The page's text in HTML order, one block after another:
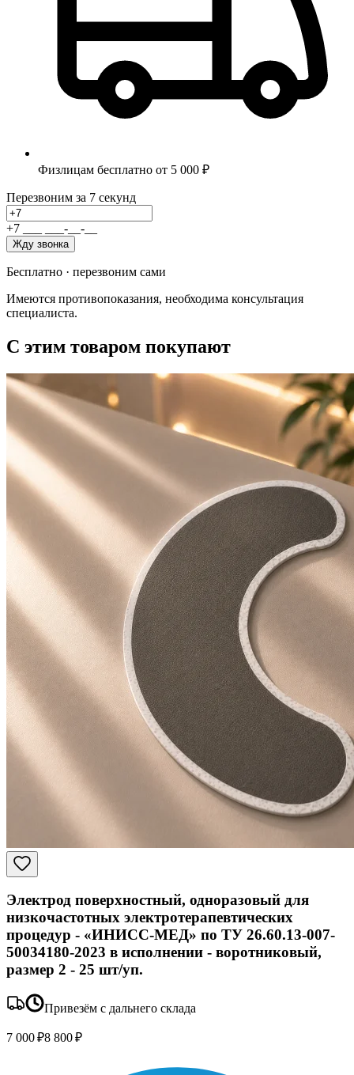
Физлицам бесплатно от 5 000 ₽
Перезвоним за 7 секунд
+7 - -
Жду звонка
Бесплатно · перезвоним сами
Имеются противопоказания, необходима консультация
специалиста.
С этим товаром покупают
Электрод поверхностный, одноразовый для
низкочастотных электротерапевтических
процедур - «ИНИСС-МЕД» по ТУ 26.60.13-007-
50034180-2023 в исполнении - воротниковый,
размер 2 - 25 шт/уп.
Привезём с дальнего склада
7 000 ₽8 800 ₽